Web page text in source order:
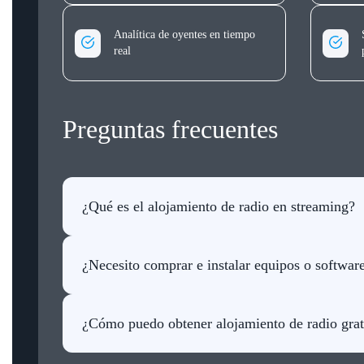
Analítica de oyentes en tiempo
real
Preguntas frecuentes
¿Qué es el alojamiento de radio en streaming?
condiciones de red necesarias para transmitir audio en
¿Necesito comprar e instalar equipos o
¿Cómo puedo obtener alojamiento de radio